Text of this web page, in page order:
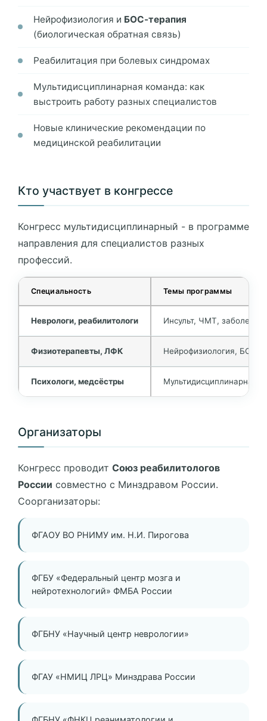
Нейрофизиология и БОС-терапия
(биологическая обратная связь)
Реабилитация при болевых синдромах
Мультидисциплинарная команда: как
выстроить работу разных специалистов
Новые клинические рекомендации по
медицинской реабилитации
Кто участвует в конгрессе
Конгресс мультидисциплинарный - в программе
направления для специалистов разных
профессий.
Специальность Темы программы
Неврологи, реабилитологи Инсульт, ЧМТ,
Физиотерапевты, ЛФК Нейрофизиология, БОС-
Психологи, медсёстры Мультидисциплинарная
Организаторы
Конгресс проводит Союз реабилитологов
России совместно с Минздравом России.
Соорганизаторы:
ФГАОУ ВО РНИМУ им. Н.И. Пирогова
ФГБУ «Федеральный центр мозга и
нейротехнологий» ФМБА России
ФГБНУ «Научный центр неврологии»
ФГАУ «НМИЦ ЛРЦ» Минздрава России